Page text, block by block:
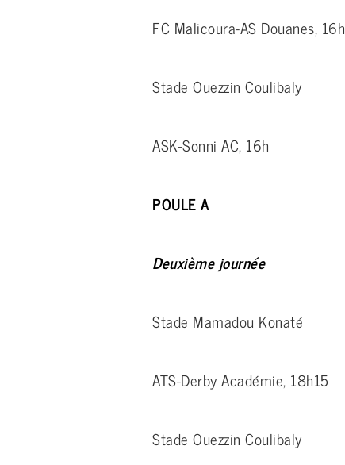
FC Malicoura-AS Douanes, 16h
Stade Ouezzin Coulibaly
ASK-Sonni AC, 16h
POULE A
Deuxième journée
Stade Mamadou Konaté
ATS-Derby Académie, 18h15
Stade Ouezzin Coulibaly